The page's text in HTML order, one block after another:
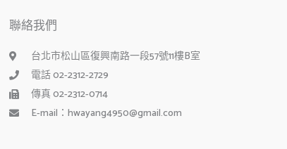
e
b
o
o
k
u
b
e
聯絡我們
台北市松山區復興南路一段57號11樓B室
電話 02-2312-2729
傳真 02-2312-0714
E-mail：hwayang4950@gmail.com